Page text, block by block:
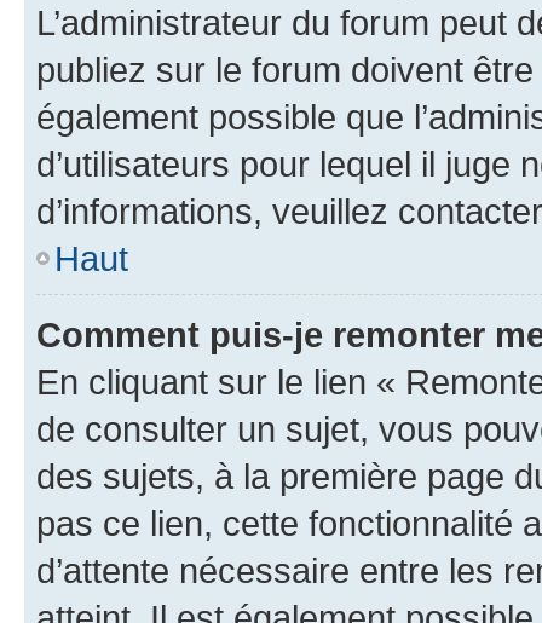
L’administrateur du forum peut
publiez sur le forum doivent
également possible que
d’utilisateurs pour lequel il juge
d’informations, veuillez
Haut
Comment puis-je remonter
En cliquant sur le lien «
de consulter un sujet, vous
des sujets, à la première page
pas ce lien, cette fonctionnalité
d’attente nécessaire entre les